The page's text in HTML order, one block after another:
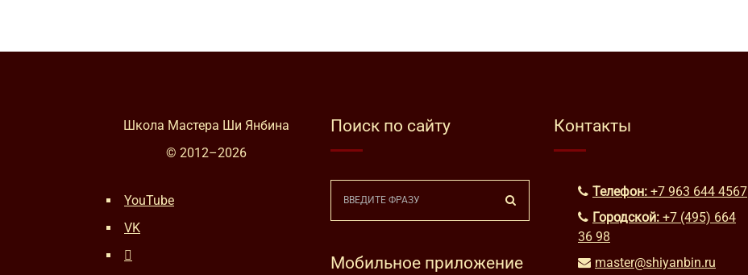
Школа Мастера Ши Янбина
© 2012–2026
YouTube
VK
Поиск по сайту
Мобильное приложение
Контакты
Телефон: +7 963 644 4567
Городской: +7 (495) 664
36 98
master@shiyanbin.ru